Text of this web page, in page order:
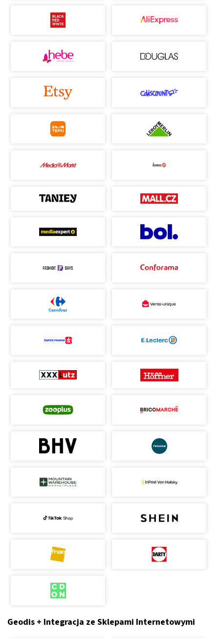
Geodis + Integracja ze Sklepami Internetowymi